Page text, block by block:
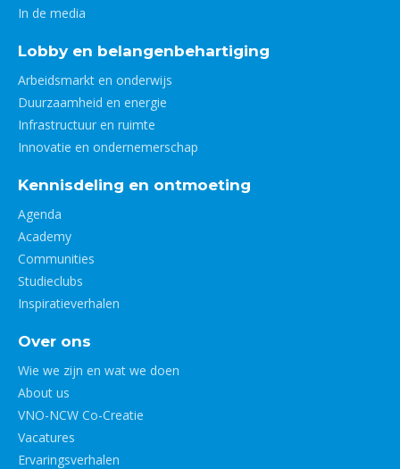
In de media
Lobby en belangenbehartiging
Arbeidsmarkt en onderwijs
Duurzaamheid en energie
Infrastructuur en ruimte
Innovatie en ondernemerschap
Kennisdeling en ontmoeting
Agenda
Academy
Communities
Studieclubs
Inspiratieverhalen
Over ons
Wie we zijn en wat we doen
About us
VNO-NCW Co-Creatie
Vacatures
Ervaringsverhalen